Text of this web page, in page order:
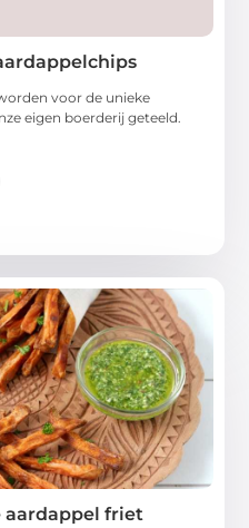
voor de unieke
eigen boerderij geteeld.
aardappel friet